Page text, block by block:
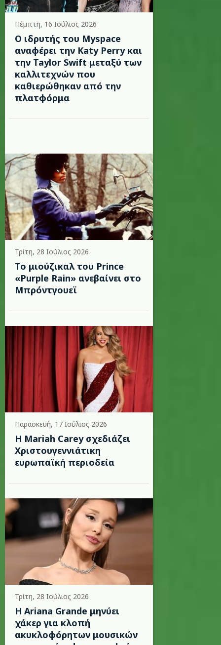
Πέμπτη, 16 Ιούλιος 2026
Ο ιδρυτής του Myspace
αναφέρει την Katy Perry και
την Taylor Swift μεταξύ των
καλλιτεχνών που
καθιερώθηκαν από την
πλατφόρμα
Τρίτη, 28 Ιούλιος 2026
Το μιούζικαλ του Prince
«Purple Rain» ανεβαίνει στο
Μπρόντγουεϊ
Παρασκευή, 17 Ιούλιος 2026
Η Mariah Carey σχεδιάζει
Χριστουγεννιάτικη
ευρωπαϊκή περιοδεία
Τρίτη, 28 Ιούλιος 2026
Η Ariana Grande μηνύει
χάκερ για κλοπή
ακυκλοφόρητων μουσικών